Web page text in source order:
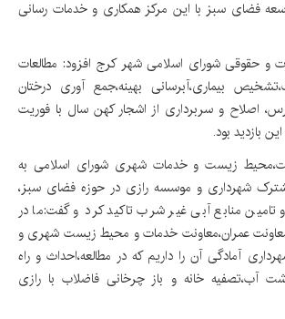
فضای سبز با این مرکز همکاری و خدمات رسانی
و حقوقی شورای اسلامی شهر کرج افزود: مطالعات
بیماری،آبرسانی بهینه،جمع آوری درختان
اصلاح و سربرداری از اشجار کهن سال با فوریت
بازدید بود.
زیست و خدمات شهری شورای اسلامی به
شهرداری و موسسه رازی در حوزه فضای سبز،
تامین منابع آبی غیر شرب تاکید کرد و گفت:ما در
عمران،معاونت خدمات و محیط زیست شهری و
آمادگی آن را داریم که در مطالعه،احداث و راه
آب،تصفیه خانه و باز چرخانی فاضلاب با رازی